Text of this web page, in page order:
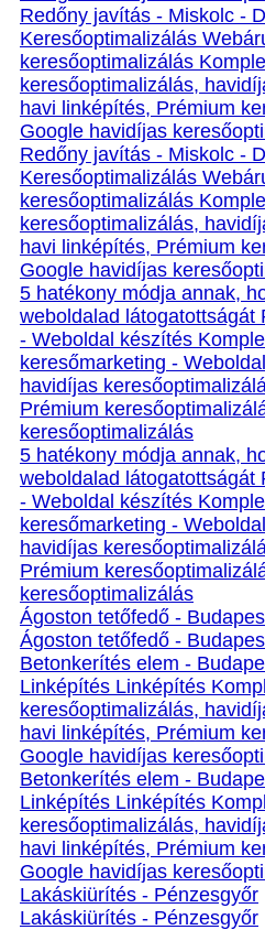
Redőny javítás - Miskolc -
Keresőoptimalizálás
keresőoptimalizálás
keresőoptimalizálás,
havi linképítés, Prémium
Google havidíjas
Redőny javítás - Miskolc -
Keresőoptimalizálás
keresőoptimalizálás
keresőoptimalizálás,
havi linképítés, Prémium
Google havidíjas
5 hatékony módja annak,
weboldalad látogatottságát
- Weboldal készítés
keresőmarketing -
havidíjas
Prémium
keresőoptimalizálás
5 hatékony módja annak,
weboldalad látogatottságát
- Weboldal készítés
keresőmarketing -
havidíjas
Prémium
keresőoptimalizálás
Ágoston tetőfedő -
Ágoston tetőfedő -
Betonkerítés elem -
Linképítés Linképítés
keresőoptimalizálás,
havi linképítés, Prémium
Google havidíjas
Betonkerítés elem -
Linképítés Linképítés
keresőoptimalizálás,
havi linképítés, Prémium
Google havidíjas
Lakáskiürítés - Pénzesgyőr
Lakáskiürítés - Pénzesgyőr